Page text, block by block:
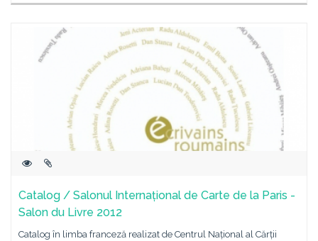
Catalog / Salonul Internațional de Carte de la Paris -
Salon du Livre 2012
Catalog în limba franceză realizat de Centrul Național al Cărții